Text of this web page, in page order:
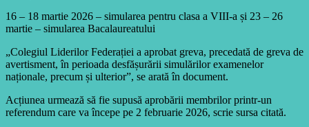
16 – 18 martie 2026 – simularea pentru clasa a VIII-a și 23 – 26
martie – simularea Bacalaureatului
„Colegiul Liderilor Federației a aprobat greva, precedată de greva de
avertisment, în perioada desfășurării simulărilor examenelor
naționale, precum și ulterior”, se arată în document.
Acțiunea urmează să fie supusă aprobării membrilor printr-un
referendum care va începe pe 2 februarie 2026, scrie sursa citată.